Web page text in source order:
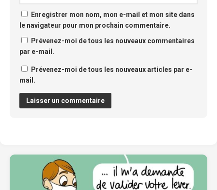
Enregistrer mon nom, mon e-mail et mon site dans
le navigateur pour mon prochain commentaire.
Prévenez-moi de tous les nouveaux commentaires
par e-mail.
Prévenez-moi de tous les nouveaux articles par e-
mail.